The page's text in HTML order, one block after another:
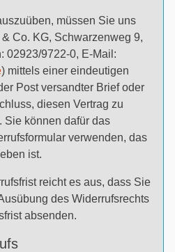
müssen Sie uns
Co. KG, Schwarzenweg 9,
02923/9722-0, E-Mail:
) mittels einer eindeutigen
Post versandter Brief oder
diesen Vertrag zu
Sie können dafür das
verwenden, das
ist.
reicht es aus, dass Sie
des Widerrufsrechts
absenden.